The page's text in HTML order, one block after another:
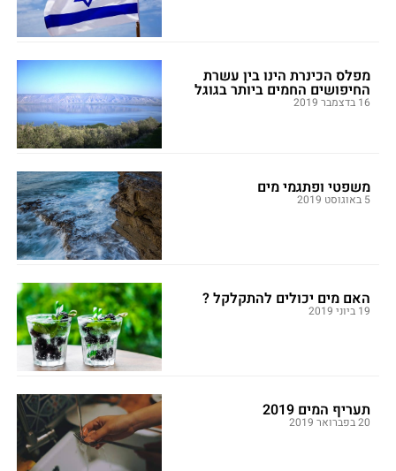
מפלס הכינרת הינו בין עשרת
החיפושים החמים ביותר בגוגל
16 בדצמבר 2019
משפטי ופתגמי מים
5 באוגוסט 2019
האם מים יכולים להתקלקל ?
19 ביוני 2019
תעריף המים 2019
20 בפברואר 2019